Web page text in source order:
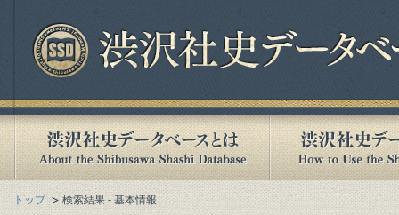
トップ 検索結果 - 基本情報